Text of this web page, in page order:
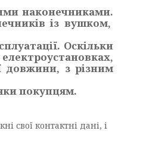
наконечниками.
із вушком,
Оскільки
довжини, з різним
покупцям.
свої контактні дані, і